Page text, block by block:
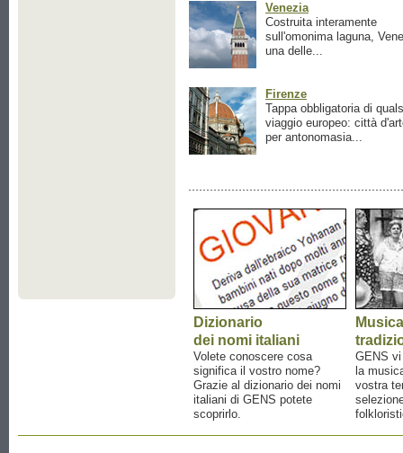
Venezia
Costruita interamente
sull'omonima laguna,
una delle...
Firenze
Tappa obbligatoria di
viaggio europeo: città
per antonomasia...
Dizionario
dei nomi italiani
Volete conoscere cosa
significa il vostro nome?
Grazie al dizionario dei nomi
italiani di GENS potete
scoprirlo.
Musica
GENS
la
vostra